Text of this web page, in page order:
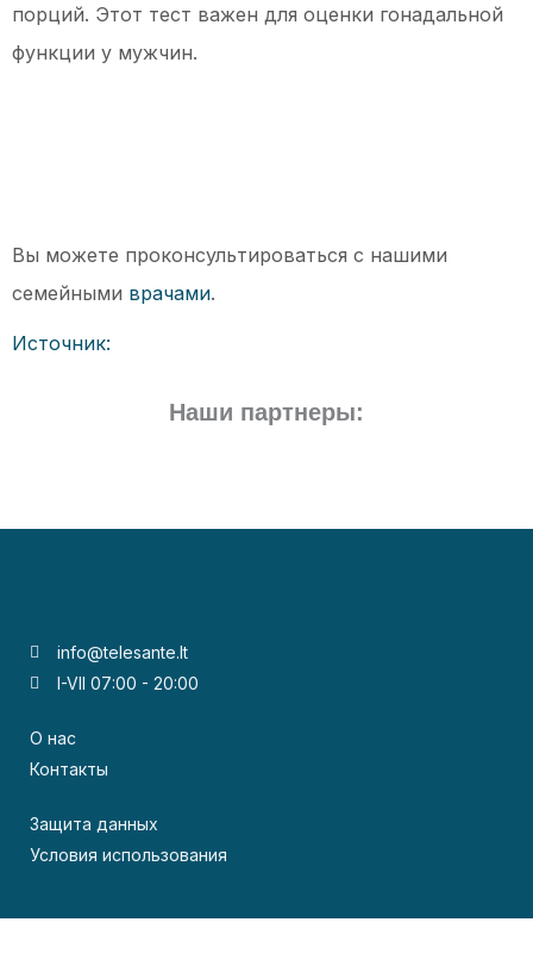
порций. Этот тест важен для оценки гонадальной
функции у мужчин.
Вы можете проконсультироваться с нашими
семейными врачами.
Источник:
Наши партнеры:
info@telesante.lt
I-VII 07:00 - 20:00
О нас
Контакты
Защита данных
Условия использования